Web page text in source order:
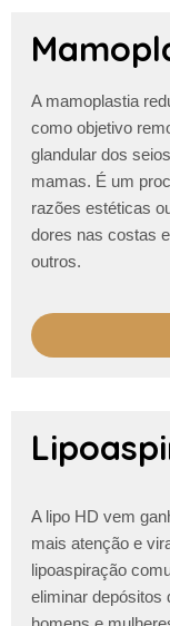
A mamoplastia
como objetivo
glandular dos
mamas. É um
razões estéticas
dores nas costas
outros.
A lipo HD vem
mais atenção e
lipoaspiração
eliminar depósitos